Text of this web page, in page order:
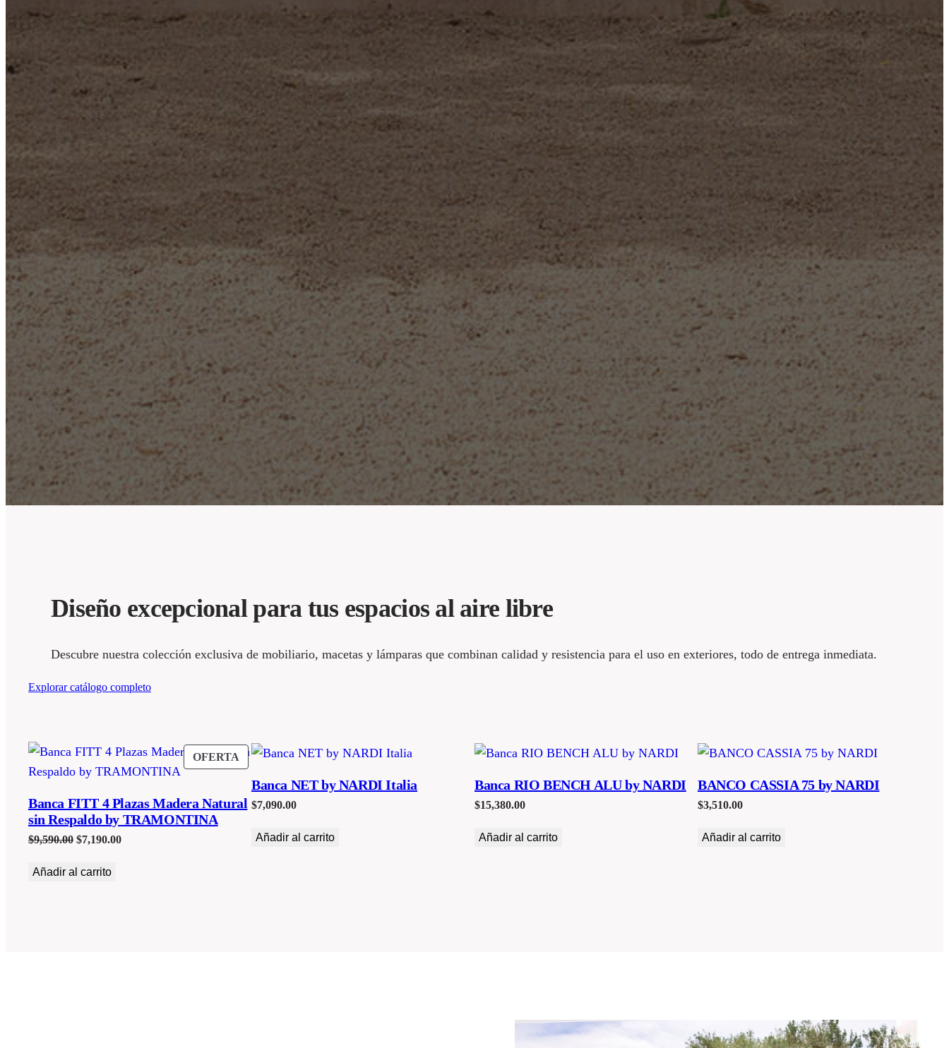
Diseño excepcional para tus espacios al aire libre
Descubre nuestra colección exclusiva de mobiliario, macetas y lámparas que combinan calidad y resistencia para el uso en exteriores, todo de entrega inmediata.
Explorar catálogo completo
OFERTA PRODUCTO
OFERTA
Banca FITT 4 Plazas Madera Natural
sin Respaldo by TRAMONTINA
$9,590.00 El
original
$7,190.00El
Añadir al carrito
Banca NET by NARDI Italia
$7,090.00
Añadir al carrito
Banca RIO BENCH ALU by NARDI
$15,380.00
Añadir al carrito
BANCO CASSIA 75 by NARDI
$3,510.00
Añadir al carrito